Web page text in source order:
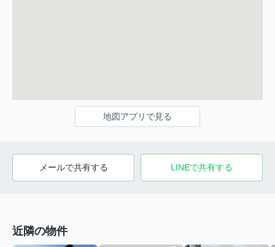
地図アプリで見る
メールで共有する LINEで共有する
近隣の物件